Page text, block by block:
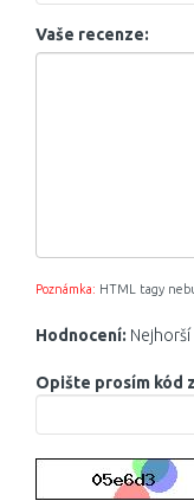
Vaše recenze:
Poznámka: HTML tagy
Hodnocení: Nejhorší
Opište prosím kód